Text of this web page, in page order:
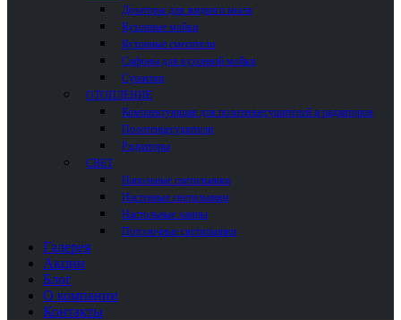
Дозаторы для жидкого мыла
Кухонные мойки
Кухонные смесители
Сифоны для кухонной мойки
Сушилки
ОТОПЛЕНИЕ
Комплектующие для полотенцесушителей и радиаторов
Полотенцесушители
Радиаторы
СВЕТ
Напольные светильники
Настенные светильники
Настольные лампы
Потолочные светильники
Галерея
Акции
Блог
О компании
Контакты